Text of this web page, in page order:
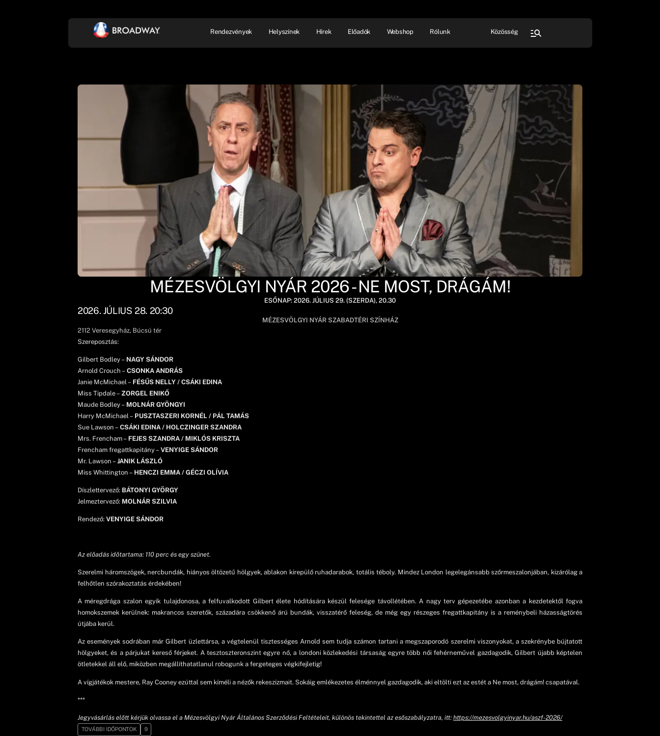
Rendezvények Helyszínek Hírek Előadók Webshop Rólunk Közösség
Összes rendezvény
MÉZESVÖLGYI NYÁR 2026 - NE MOST, DRÁGÁM!
ESŐNAP: 2026. JÚLIUS 29. (SZERDA), 20.30
2026. JÚLIUS 28. 20:30
MÉZESVÖLGYI NYÁR SZABADTÉRI SZÍNHÁZ
2112 Veresegyház, Búcsú tér
Szereposztás:
Gilbert Bodley – NAGY SÁNDOR
Arnold Crouch – CSONKA ANDRÁS
Janie McMichael – FÉSŰS NELLY / CSÁKI EDINA
Miss Tipdale – ZORGEL ENIKŐ
Maude Bodley – MOLNÁR GYÖNGYI
Harry McMichael – PUSZTASZERI KORNÉL / PÁL TAMÁS
Sue Lawson – CSÁKI EDINA / HOLCZINGER SZANDRA
Mrs. Frencham – FEJES SZANDRA / MIKLÓS KRISZTA
Frencham fregattkapitány – VENYIGE SÁNDOR
Mr. Lawson – JANIK LÁSZLÓ
Miss Whittington – HENCZI EMMA / GÉCZI OLÍVIA
Díszlettervező: BÁTONYI GYÖRGY
Jelmeztervező: MOLNÁR SZILVIA
Rendező: VENYIGE SÁNDOR
Az előadás időtartama: 110 perc és egy szünet.
Szerelmi háromszögek, nercbundák, hiányos öltözetű hölgyek, ablakon kirepülő ruhadarabok, totális téboly. Mindez London legelegánsabb szőrmeszalonjában, kizárólag a
felhőtlen szórakoztatás érdekében!
A méregdrága szalon egyik tulajdonosa, a felfuvalkodott Gilbert élete hódítására készül felesége távollétében. A nagy terv gépezetébe azonban a kezdetektől fogva
homokszemek kerülnek: makrancos szeretők, századára csökkenő árú bundák, visszatérő feleség, de még egy részeges fregattkapitány is a reménybeli házasságtörés
útjába kerül.
Az események sodrában már Gilbert üzlettársa, a végtelenül tisztességes Arnold sem tudja számon tartani a megszaporodó szerelmi viszonyokat, a szekrénybe bújtatott
hölgyeket, és a párjukat kereső férjeket. A tesztoszteronszint egyre nő, a londoni közlekedési társaság egyre több női fehérneművel gazdagodik, Gilbert újabb képtelen
ötletekkel áll elő, miközben megállíthatatlanul robogunk a fergeteges végkifejletig!
A vígjátékok mestere, Ray Cooney ezúttal sem kíméli a nézők rekeszizmait. Sokáig emlékezetes élménnyel gazdagodik, aki eltölti ezt az estét a Ne most, drágám! csapatával.
***
Jegyvásárlás előtt kérjük olvassa el a Mézesvölgyi Nyár Általános Szerződési Feltételeit, különös tekintettel az esőszabályzatra, itt: https://mezesvolgyinyar.hu/aszf-2026/
TOVÁBBI IDŐPONTOK 9